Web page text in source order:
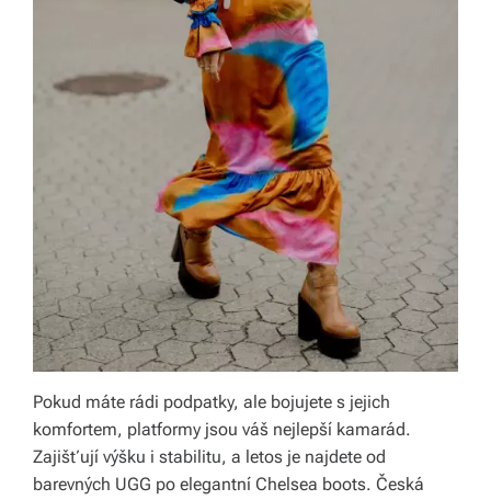
Pokud máte rádi podpatky, ale bojujete s jejich
komfortem, platformy jsou váš nejlepší kamarád.
Zajišťují výšku i stabilitu, a letos je najdete od
barevných UGG po elegantní Chelsea boots. Česká